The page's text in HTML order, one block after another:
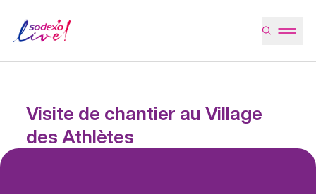
Visite de chantier au Village
des Athlètes